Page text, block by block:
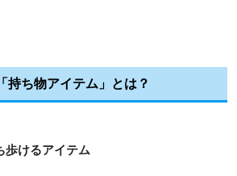
持ち物アイテム」とは？
歩けるアイテム